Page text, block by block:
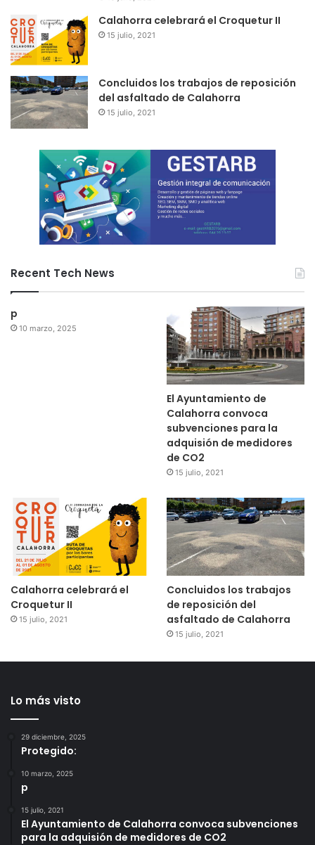
trabajadores.
En todo este contexto, la Agencia de Desarrollo
Autonómico de la Rioja (ADER) juega un papel esencial
para “poner a disposición de las empresas los
instrumentos necesarios para materializar las políticas que
aprovechamiento eficiente de los recursos. “Por ello, se
abordará una reforma estructural de la ADER a partir de
una reingeniería de procesos que apoye los proyectos de
modernización de sectores, internacionalización,
innovación, turismo o digitalización”, ha anunciado
Castresana. “Se reducirán los plazos de concesión de
Calahorra celebrará el Croquetur II
15 julio, 2021
Concluidos los trabajos de reposición
del asfaltado de Calahorra
15 julio, 2021
Recent Tech News
p
10 marzo, 2025
El Ayuntamiento de
Calahorra convoca
subvenciones para la
adquisión de medidores
de CO2
15 julio, 2021
Calahorra celebrará el
Croquetur II
15 julio, 2021
Concluidos los trabajos
de reposición del
asfaltado de Calahorra
15 julio, 2021
Lo más visto
29 diciembre, 2025
Protegido:
10 marzo, 2025
p
15 julio, 2021
El Ayuntamiento de Calahorra convoca subvenciones
para la adquisión de medidores de CO2